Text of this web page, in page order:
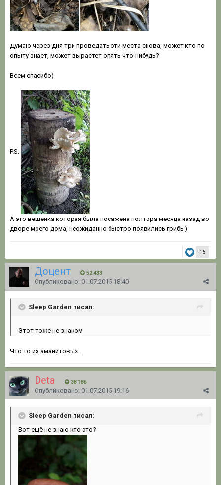
Думаю через дня три проведать эти места снова, может кто по
опыту знает, может вырастет опять что-нибудь?
Всем спасибо)
P.S.
А это вешенка которая была посажена полтора месяца назад во
дворе моего дома, неожиданно быстро появились грибы)
16
Доцент 52 433
Опубликовано: 01.07.2015 18:40
Sleep Garden писал:
Этот тоже не знаком
Что то из аманитовых...
Deta 38 186
Опубликовано: 01.07.2015 19:16
Sleep Garden писал:
Вот ещё не знаю кто это?